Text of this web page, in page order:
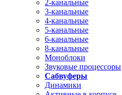
2-канальные
3-канальные
4-канальные
5-канальные
6-канальные
8-канальные
Моноблоки
Звуковые процессоры
Сабвуферы
Динамики